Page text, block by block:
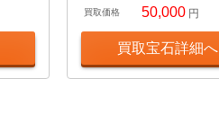
買取価格 50,000 円
買取宝石詳細へ